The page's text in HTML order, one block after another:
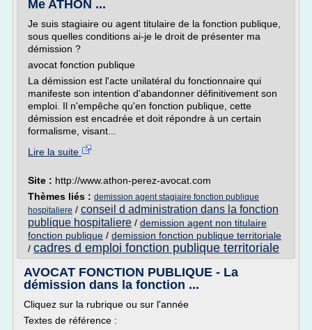
Me ATHON ...
Je suis stagiaire ou agent titulaire de la fonction publique,
sous quelles conditions ai-je le droit de présenter ma
démission ?
avocat fonction publique
La démission est l'acte unilatéral du fonctionnaire qui
manifeste son intention d'abandonner définitivement son
emploi. Il n'empêche qu'en fonction publique, cette
démission est encadrée et doit répondre à un certain
formalisme, visant...
Lire la suite
Site : http://www.athon-perez-avocat.com
Thèmes liés : demission agent stagiaire fonction publique
hospitaliere / conseil d administration dans la fonction
publique hospitaliere / demission agent non titulaire
fonction publique / demission fonction publique territoriale
/ cadres d emploi fonction publique territoriale
AVOCAT FONCTION PUBLIQUE - La
démission dans la fonction ...
Cliquez sur la rubrique ou sur l'année
Textes de référence :